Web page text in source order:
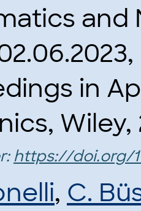
and
in
Wiley,
https://doi.org/
, C.